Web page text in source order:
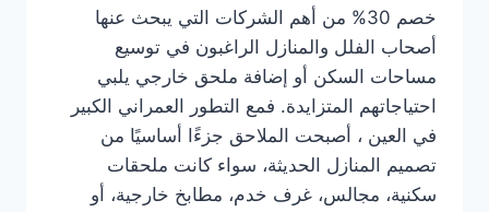
خصم 30% من أهم الشركات التي يبحث عنها
أصحاب الفلل والمنازل الراغبون في توسيع
مساحات السكن أو إضافة ملحق خارجي يلبي
احتياجاتهم المتزايدة. فمع التطور العمراني الكبير
في العين ، أصبحت الملاحق جزءًا أساسيًا من
تصميم المنازل الحديثة، سواء كانت ملحقات
سكنية، مجالس، غرف خدم، مطابخ خارجية، أو